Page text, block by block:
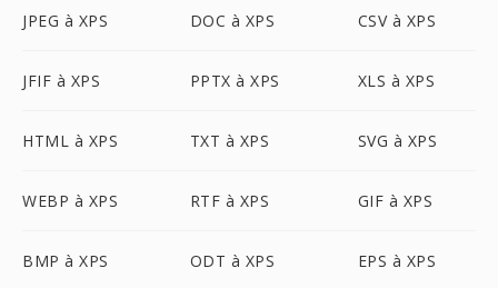
JPEG à XPS DOC à XPS CSV à XPS
JFIF à XPS PPTX à XPS XLS à XPS
HTML à XPS TXT à XPS SVG à XPS
WEBP à XPS RTF à XPS GIF à XPS
BMP à XPS ODT à XPS EPS à XPS